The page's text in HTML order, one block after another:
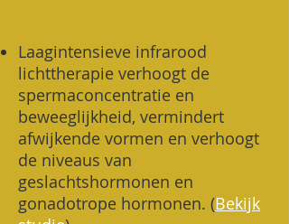
Laagintensieve infrarood
lichttherapie verhoogt de
spermaconcentratie en
beweeglijkheid, vermindert
afwijkende vormen en verhoogt
de niveaus van
geslachtshormonen en
gonadotrope hormonen. (Bekijk